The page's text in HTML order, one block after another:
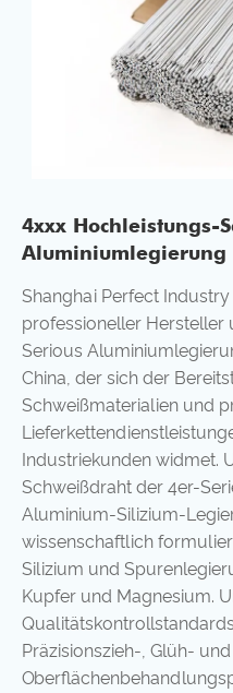
4xxx Hochleistungs-
Aluminiumlegierung
Shanghai Perfect
professioneller Hersteller
Serious
China, der sich der
Schweißmaterialien und
Industriekunden widmet.
Schweißdraht der 4er-
Aluminium-Silizium-
wissenschaftlich
Silizium und
Kupfer und Magnesium.
Präzisionszieh-, Glüh- und